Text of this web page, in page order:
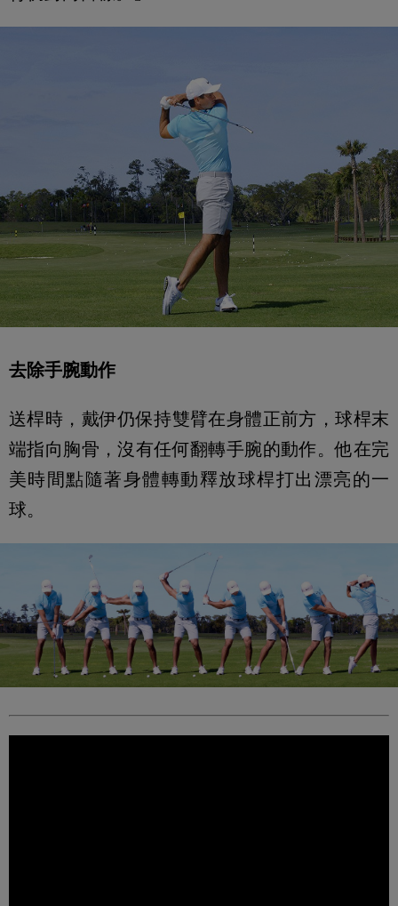
去除手腕動作
送桿時，戴伊仍保持雙臂在身體正前方，球桿末
端指向胸骨，沒有任何翻轉手腕的動作。他在完
美時間點隨著身體轉動釋放球桿打出漂亮的一
球。